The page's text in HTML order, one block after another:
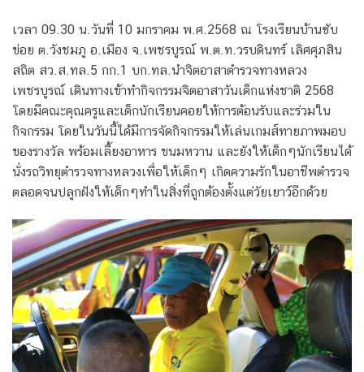
เวลา 09.30 น.วันที่ 10 มกราคม พ.ศ.2568 ณ โรงเรียนบ้านซับ
ข่อย ต.วังชมภู อ.เมือง จ.เพชรบูรณ์ พ.ต.ท.วรบดินทร์ เลิศศุภสิน
สถิต สว.ส.ทล.5 กก.1 บก.ทล.นำจิตอาสาตำรวจทางหลวง
เพชรบูรณ์ เดินทางเข้าทำกิจกรรมจิตอาสาวันเด็กแห่งชาติ 2568
โดยมีคณะคุณครูและเด็กนักเรียนคอยให้การต้อนรับและร่วมใน
กิจกรรม โดยในวันนี้ได้มีการจัดกิจกรรมให้เล่นเกมส์ทายภาพมอบ
ของรางวัล พร้อมเลี้ยงอาหาร ขนมหวาน และยังให้เด็กๆนักเรียนได้
นั่งรถวิทยุตำรวจทางหลวงเพื่อให้เด็กๆ เกิดความรักในอาชีพตำรวจ
ตลอดจนปลูกฝังให้เด็กๆทำในสิ่งที่ถูกต้องตั้งแต่วัยเยาว์อีกด้วย